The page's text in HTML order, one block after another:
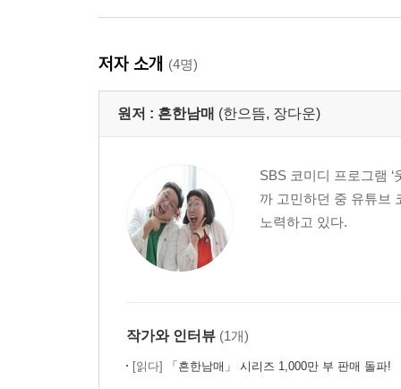
저자 소개 (4명)
원저 : 흔한남매 (한으뜸, 장다운)
SBS 코미디 프로그램
까 고민하던 중 유튜브
노력하고 있다.
작가와 인터뷰 (1개)
[읽다] 「흔한남매」 시리즈 1,000만 부 판매 돌파!